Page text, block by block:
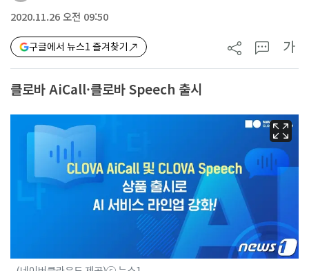
2020.11.26 오전 09:50
구글에서 뉴스1 즐겨찾기 가
클로바 AiCall·클로바 Speech 출시